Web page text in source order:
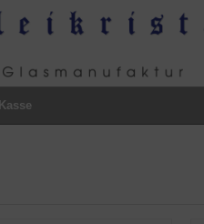
Kasse